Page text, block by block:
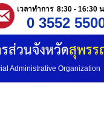
เวลาทำการ 8:30 - 16:30
0 3552
ส่วนจังหวัดสุพร
Administrative Organization